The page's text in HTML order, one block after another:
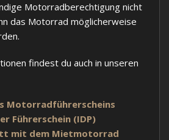
Motorradberechtigung nicht
das Motorrad möglicherweise
findest du auch in unseren
Motorradführerscheins
Führerschein (IDP)
mit dem Mietmotorrad